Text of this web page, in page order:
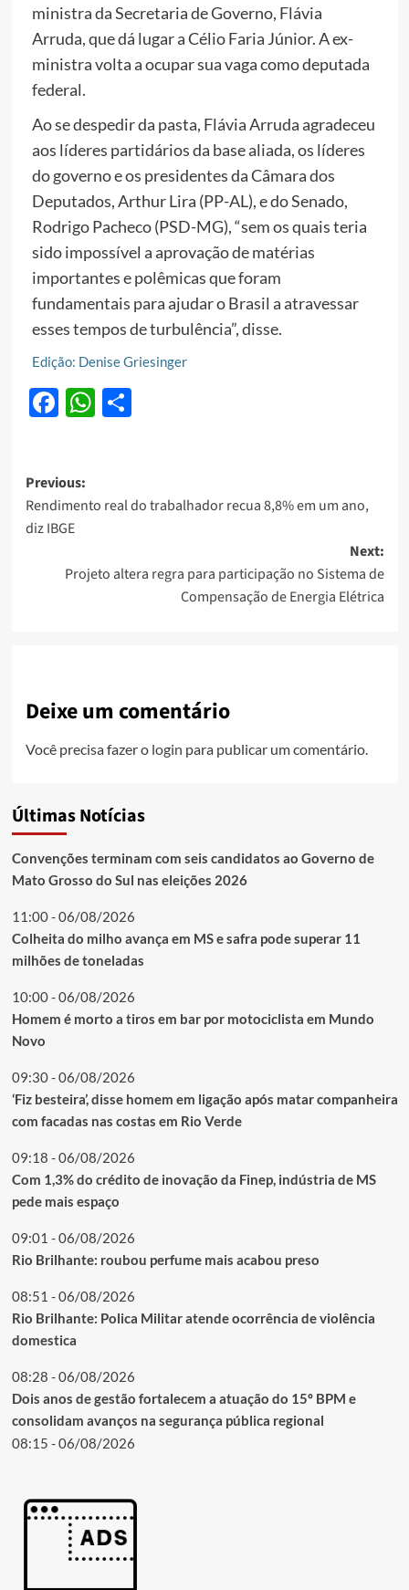
ministra da Secretaria de Governo, Flávia
Arruda, que dá lugar a Célio Faria Júnior. A ex-
ministra volta a ocupar sua vaga como deputada
federal.
Ao se despedir da pasta, Flávia Arruda agradeceu
aos líderes partidários da base aliada, os líderes
do governo e os presidentes da Câmara dos
Deputados, Arthur Lira (PP-AL), e do Senado,
Rodrigo Pacheco (PSD-MG), “sem os quais teria
sido impossível a aprovação de matérias
importantes e polêmicas que foram
fundamentais para ajudar o Brasil a atravessar
esses tempos de turbulência”, disse.
Edição: Denise Griesinger
Facebook
WhatsApp
Share
Post
navigation
Previous:
Rendimento real do trabalhador recua 8,8% em um ano,
diz IBGE
Next:
Projeto altera regra para participação no Sistema de
Compensação de Energia Elétrica
Deixe um comentário
Você precisa fazer o login para publicar um comentário.
Últimas Notícias
Convenções terminam com seis candidatos ao Governo de
Mato Grosso do Sul nas eleições 2026
11:00 - 06/08/2026
Colheita do milho avança em MS e safra pode superar 11
milhões de toneladas
10:00 - 06/08/2026
Homem é morto a tiros em bar por motociclista em Mundo
Novo
09:30 - 06/08/2026
‘Fiz besteira’, disse homem em ligação após matar companheira
com facadas nas costas em Rio Verde
09:18 - 06/08/2026
Com 1,3% do crédito de inovação da Finep, indústria de MS
pede mais espaço
09:01 - 06/08/2026
Rio Brilhante: roubou perfume mais acabou preso
08:51 - 06/08/2026
Rio Brilhante: Polica Militar atende ocorrência de violência
domestica
08:28 - 06/08/2026
Dois anos de gestão fortalecem a atuação do 15º BPM e
consolidam avanços na segurança pública regional
08:15 - 06/08/2026